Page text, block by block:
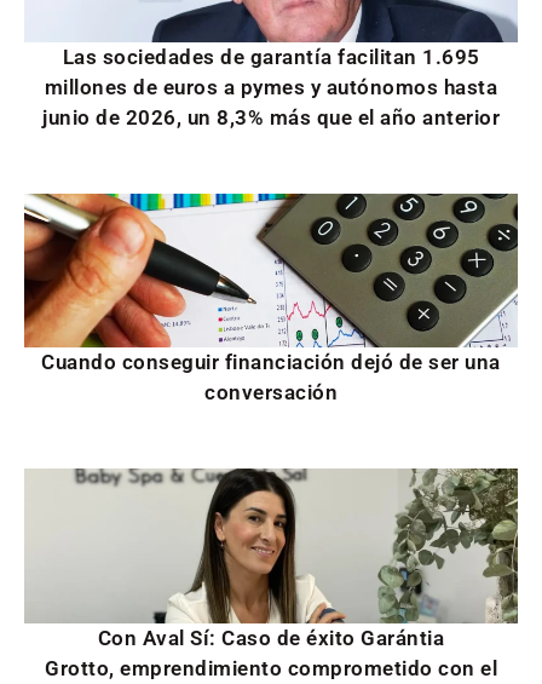
Las sociedades de garantía facilitan 1.695
millones de euros a pymes y autónomos hasta
junio de 2026, un 8,3% más que el año anterior
Cuando conseguir financiación dejó de ser una
conversación
Con Aval Sí: Caso de éxito Garántia
Grotto, emprendimiento comprometido con el